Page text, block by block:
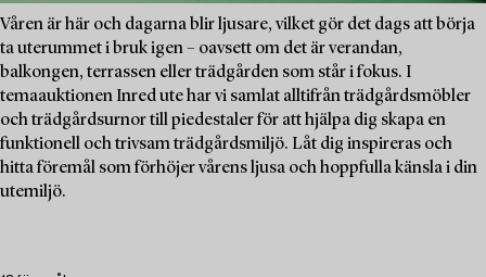
Våren är här och dagarna blir ljusare, vilket gör det dags att börja
ta uterummet i bruk igen – oavsett om det är verandan,
balkongen, terrassen eller trädgården som står i fokus. I
temaauktionen Inred ute har vi samlat alltifrån trädgårdsmöbler
och trädgårdsurnor till piedestaler för att hjälpa dig skapa en
funktionell och trivsam trädgårdsmiljö. Låt dig inspireras och
hitta föremål som förhöjer vårens ljusa och hoppfulla känsla i din
utemiljö.